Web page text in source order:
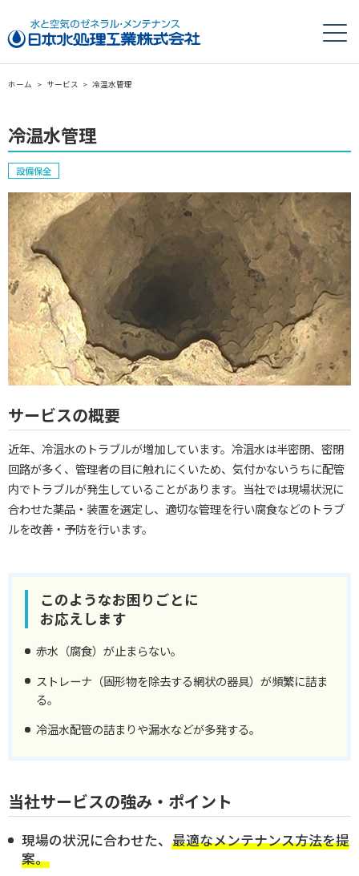
ホーム > サービス > 冷温水管理
冷温水管理
設備保全
サービスの概要
近年、冷温水のトラブルが増加しています。冷温水は半密閉、密閉
回路が多く、管理者の目に触れにくいため、気付かないうちに配管
内でトラブルが発生していることがあります。当社では現場状況に
合わせた薬品・装置を選定し、適切な管理を行い腐食などのトラブ
ルを改善・予防を行います。
このようなお困りごとに
お応えします
赤水（腐食）が止まらない。
ストレーナ（固形物を除去する網状の器具）が頻繁に詰ま
る。
冷温水配管の詰まりや漏水などが多発する。
当社サービスの強み・ポイント
現場の状況に合わせた、 最適なメンテナンス方法を提
案。